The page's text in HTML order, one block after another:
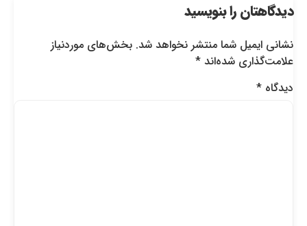
دیدگاهتان را بنویسید
نشانی ایمیل شما منتشر نخواهد شد. بخش‌های موردنیاز
علامت‌گذاری شده‌اند*
دیدگاه*